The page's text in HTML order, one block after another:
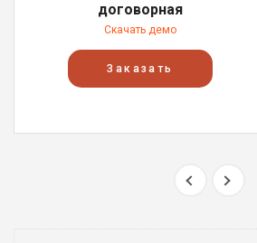
договорная
Скачать демо
Заказать